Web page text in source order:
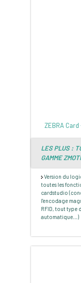
ZEBRA Card
LES PLUS :
GAMME
Version du
toutes les
cardstudio
l'encodage
RFID, tout type
automatique...)